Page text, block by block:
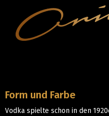
Form und Farbe
Vodka spielte schon in den